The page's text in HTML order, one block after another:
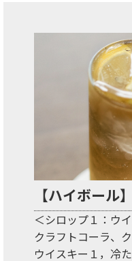
【ハイボール】
＜シロップ１：ウ
クラフトコーラ、
ウイスキー１，冷